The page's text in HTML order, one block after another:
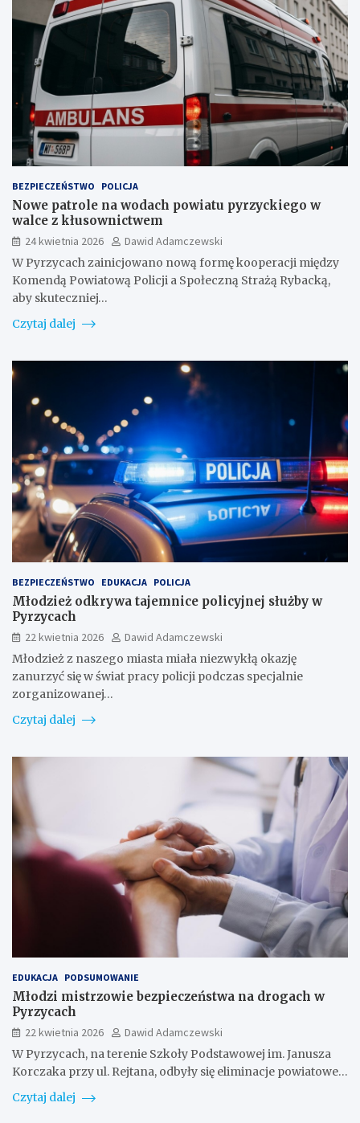
BEZPIECZEŃSTWO POLICJA
Nowe patrole na wodach powiatu pyrzyckiego w
walce z kłusownictwem
24 kwietnia 2026
Dawid Adamczewski
W Pyrzycach zainicjowano nową formę kooperacji między
Komendą Powiatową Policji a Społeczną Strażą Rybacką,
aby skuteczniej…
Czytaj dalej
BEZPIECZEŃSTWO EDUKACJA POLICJA
Młodzież odkrywa tajemnice policyjnej służby w
Pyrzycach
22 kwietnia 2026
Dawid Adamczewski
Młodzież z naszego miasta miała niezwykłą okazję
zanurzyć się w świat pracy policji podczas specjalnie
zorganizowanej…
Czytaj dalej
EDUKACJA PODSUMOWANIE
Młodzi mistrzowie bezpieczeństwa na drogach w
Pyrzycach
22 kwietnia 2026
Dawid Adamczewski
W Pyrzycach, na terenie Szkoły Podstawowej im. Janusza
Korczaka przy ul. Rejtana, odbyły się eliminacje powiatowe…
Czytaj dalej